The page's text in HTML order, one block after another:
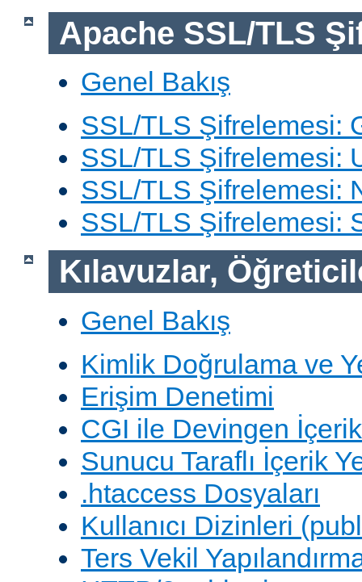
Apache SSL/TLS
Genel Bakış
SSL/TLS Şifrelemesi:
SSL/TLS Şifrelemesi:
SSL/TLS Şifrelemesi:
SSL/TLS Şifrelemesi:
Kılavuzlar,
Genel Bakış
Kimlik Doğrulama ve
Erişim Denetimi
CGI ile Devingen İçerik
Sunucu Taraflı İçerik
.htaccess Dosyaları
Kullanıcı Dizinleri
Ters Vekil